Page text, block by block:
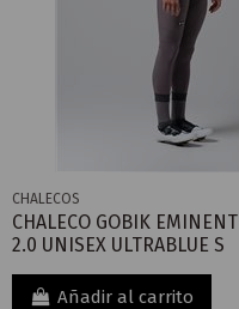
CHALECOS
CHALECO GOBIK EMINENT
2.0 UNISEX ULTRABLUE S
Añadir al carrito